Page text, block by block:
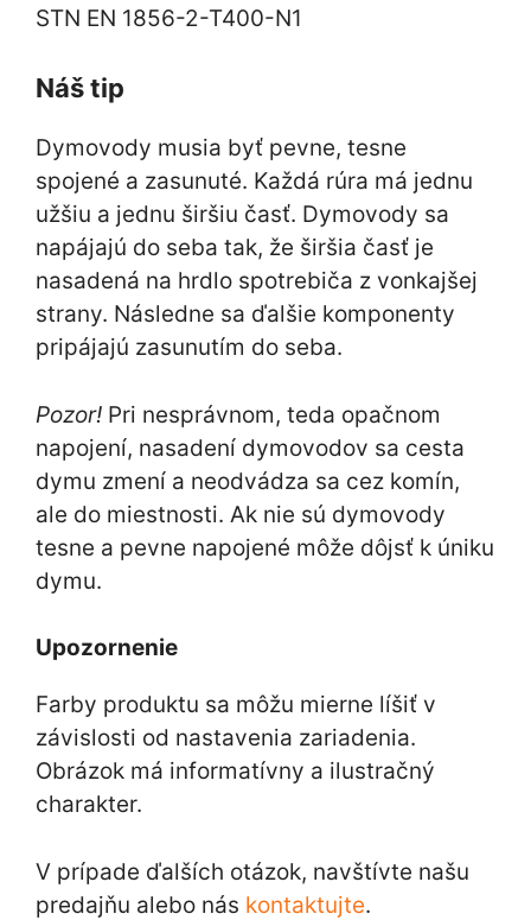
STN EN 1856-2-T400-N1
Náš tip
Dymovody musia byť pevne, tesne
spojené a zasunuté. Každá rúra má jednu
užšiu a jednu širšiu časť. Dymovody sa
napájajú do seba tak, že širšia časť je
nasadená na hrdlo spotrebiča z vonkajšej
strany. Následne sa ďalšie komponenty
pripájajú zasunutím do seba.
Pozor! Pri nesprávnom, teda opačnom
napojení, nasadení dymovodov sa cesta
dymu zmení a neodvádza sa cez komín,
ale do miestnosti. Ak nie sú dymovody
tesne a pevne napojené môže dôjsť k úniku
dymu.
Upozornenie
Farby produktu sa môžu mierne líšiť v
závislosti od nastavenia zariadenia.
Obrázok má informatívny a ilustračný
charakter.
V prípade ďalších otázok, navštívte našu
predajňu alebo nás kontaktujte.